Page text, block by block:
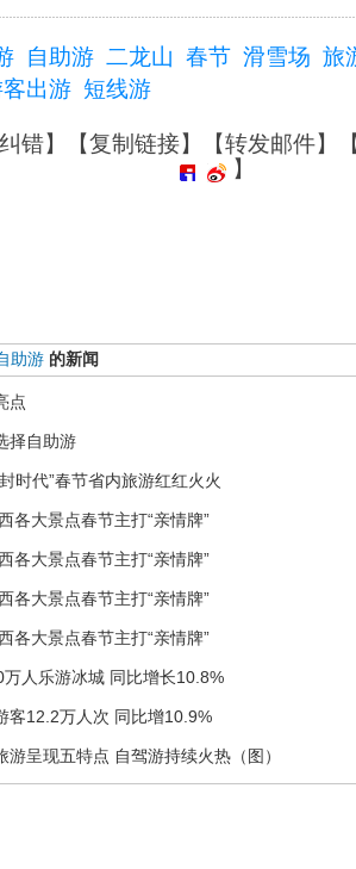
自助游 二龙山 春节 滑雪场 旅
出游 短线游
错】【复制链接】【转发邮件】
】
助游 的新闻
点
择自助游
时代”春节省内旅游红红火火
各大景点春节主打“亲情牌”
各大景点春节主打“亲情牌”
各大景点春节主打“亲情牌”
各大景点春节主打“亲情牌”
人乐游冰城 同比增长10.8%
客12.2万人次 同比增10.9%
呈现五特点 自驾游持续火热（图）